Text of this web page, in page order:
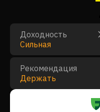
Доходность
Сильная
Рекомендация
Держать